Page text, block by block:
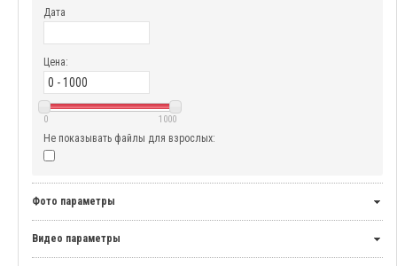
Дата
Цена:
0 1000
Не показывать файлы для взрослых:
Фото параметры
Видео параметры